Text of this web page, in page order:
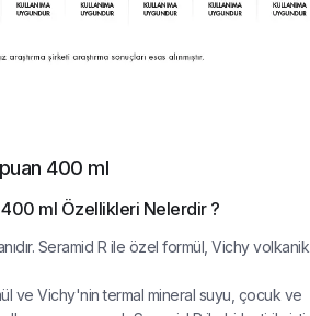
400 ml
ml Özellikleri Nelerdir ?
Seramid R ile özel formül, Vichy volkanik
ve Vichy'nin termal mineral suyu, çocuk ve